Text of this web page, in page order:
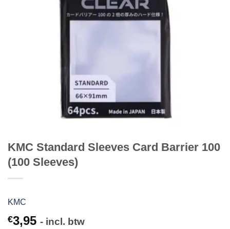
KMC Standard Sleeves Card Barrier 100
(100 Sleeves)
KMC
€3,95 - incl. btw